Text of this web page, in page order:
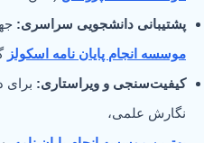
پشتیبانی دانشجویی سراسری:
موسسه انجام پایان نامه اسکولز
کیفیت‌سنجی و ویراستاری: برای
نگارش علمی،